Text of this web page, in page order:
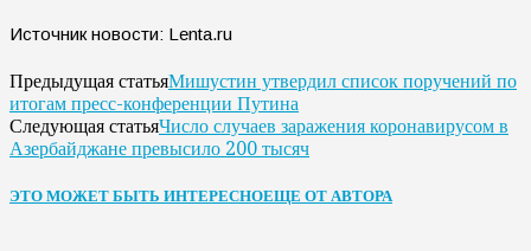
Источник новости: Lenta.ru
Предыдущая статьяМишустин утвердил список поручений по
итогам пресс-конференции Путина
Следующая статьяЧисло случаев заражения коронавирусом в
Азербайджане превысило 200 тысяч
ЭТО МОЖЕТ БЫТЬ ИНТЕРЕСНОЕЩЕ ОТ АВТОРА